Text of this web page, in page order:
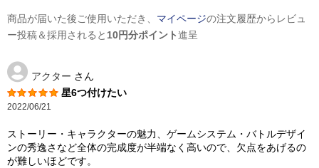
商品が届いた後ご使用いただき、 マイページの注文履歴からレビュ
ー投稿＆採用されると 10円分ポイント進呈
アクター さん
星6つ付けたい
2022/06/21
ストーリー・キャラクターの魅力、ゲームシステム・バトルデザイ
ンの秀逸さなど全体の完成度が半端なく高いので、欠点をあげるの
が難しいほどです。